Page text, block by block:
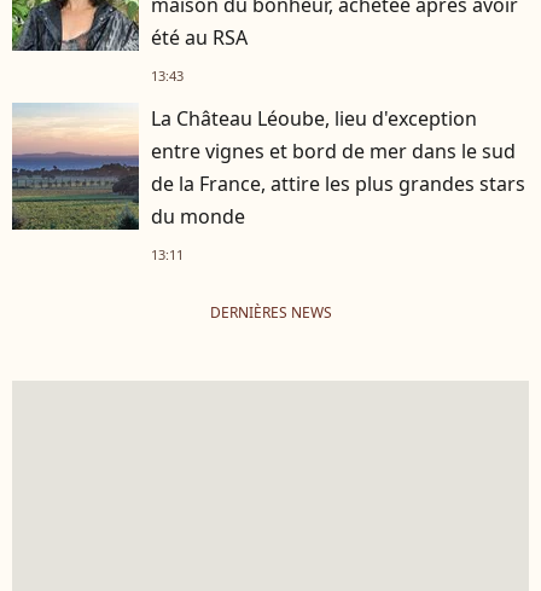
été au RSA
13:43
La Château Léoube, lieu d'exception
entre vignes et bord de mer dans le sud
de la France, attire les plus grandes stars
du monde
13:11
DERNIÈRES NEWS